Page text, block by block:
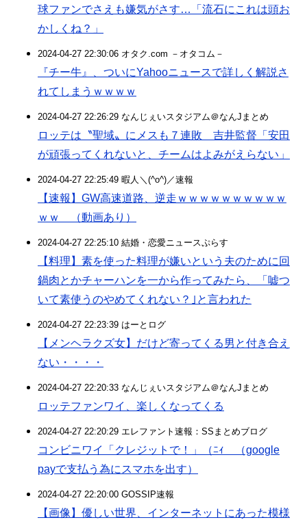
球ファンでさえも嫌気がさす…「流石にこれは頭お
かしくね？」
2024-04-27 22:30:06 オタク.com －オタコム－
『チー牛』、ついにYahooニュースで詳しく解説さ
れてしまうｗｗｗｗ
2024-04-27 22:26:29 なんじぇいスタジアム＠なんJまとめ
ロッテは〝聖域〟にメスも７連敗 吉井監督「安田
が頑張ってくれないと、チームはよみがえらない」
2024-04-27 22:25:49 暇人＼(^o^)／速報
【速報】GW高速道路、逆走ｗｗｗｗｗｗｗｗｗｗ
ｗｗ （動画あり）
2024-04-27 22:25:10 結婚・恋愛ニュースぷらす
【料理】素を使った料理が嫌いという夫のために回
鍋肉とかチャーハンを一から作ってみたら、「嘘つ
いて素使うのやめてくれない？｣と言われた
2024-04-27 22:23:39 はーとログ
【メンヘラクズ女】だけど寄ってくる男と付き合え
ない・・・・
2024-04-27 22:20:33 なんじぇいスタジアム＠なんJまとめ
ロッテファンワイ、楽しくなってくる
2024-04-27 22:20:29 エレファント速報：SSまとめブログ
コンビニワイ「クレジットで！」（ﾆｨ （google
payで支払う為にスマホを出す）
2024-04-27 22:20:00 GOSSIP速報
【画像】優しい世界、インターネットにあった模様